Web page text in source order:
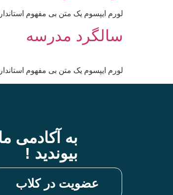
لورم ایپسوم یک متن بی مفهوم
سالگرد مدرسه
لورم ایپسوم یک متن بی مفهوم
به آکادمی ما
بیوندید !
عضویت در کلاب